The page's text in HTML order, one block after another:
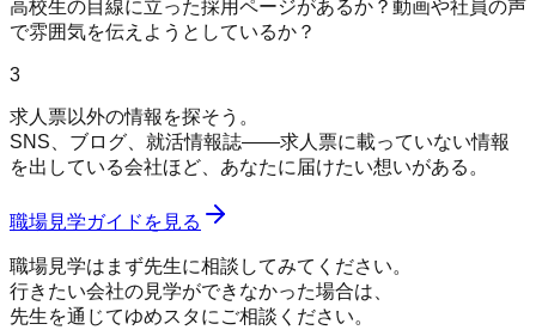
高校生の目線に立った採用ページがあるか？動画や社員の声
で雰囲気を伝えようとしているか？
3
求人票以外の情報を探そう。
SNS、ブログ、就活情報誌——求人票に載っていない情報
を出している会社ほど、あなたに届けたい想いがある。
職場見学ガイドを見る
職場見学はまず先生に相談してみてください。
行きたい会社の見学ができなかった場合は、
先生を通じてゆめスタにご相談 ください。